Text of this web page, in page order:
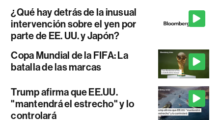
¿Qué hay detrás de la inusual
intervención sobre el yen por
parte de EE. UU. y Japón?
Copa Mundial de la FIFA: La
batalla de las marcas
Trump afirma que EE.UU.
"mantendrá el estrecho" y lo
controlará